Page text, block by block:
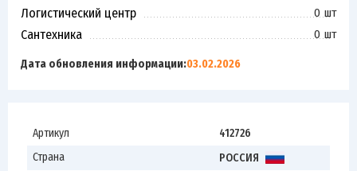
Логистический центр 0 шт
Сантехника 0 шт
Дата обновления информации:03.02.2026
Артикул
412726
Страна
РОССИЯ